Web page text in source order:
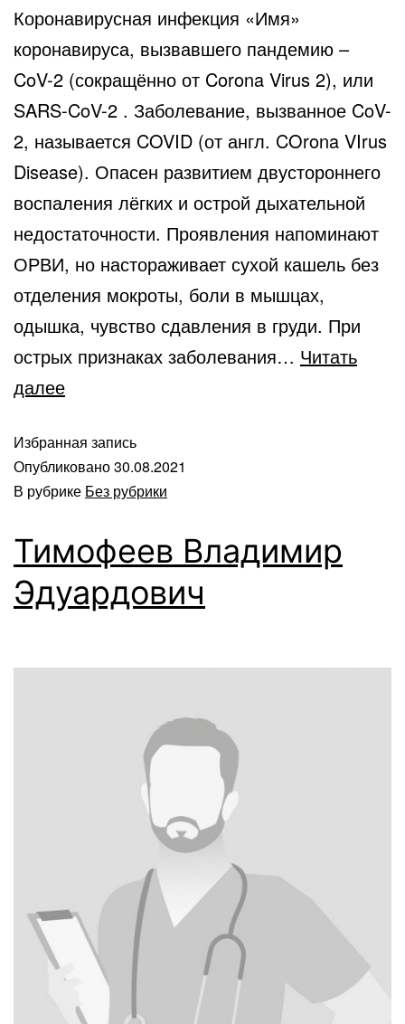
Коронавирусная инфекция «Имя»
коронавируса, вызвавшего пандемию –
CoV-2 (сокращённо от Corona Virus 2), или
SARS-CoV-2 . Заболевание, вызванное CoV-
2, называется COVID (от англ. COrona VIrus
Disease). Опасен развитием двустороннего
воспаления лёгких и острой дыхательной
недостаточности. Проявления напоминают
ОРВИ, но настораживает сухой кашель без
отделения мокроты, боли в мышцах,
одышка, чувство сдавления в груди. При
острых признаках заболевания… Читать
далее
Избранная запись
Опубликовано30.08.2021
В рубрике Без рубрики
Тимофеев Владимир
Эдуардович